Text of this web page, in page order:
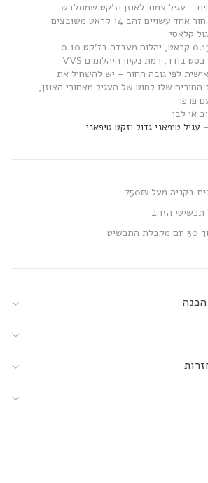
– עגיל צמוד לאוזן וז’קט שמתלבש
מאחור, שעונדים יחד על חור אחד עשויים זהב 14 קראט משובצים
קלאסי
✦ יהלום מעבדה בעגיל 0.15 קראט, יהלום מעבדה בז’קט 0.10
לפי גובה החור – יש להשחיל את
שלו למוט של העגיל מאחורי האוזן,
פרפר
או לבן
עגיל טיפאני גדול וזקט טיפאני
מעל 750₪
תכשיטי הזהב
הכנה